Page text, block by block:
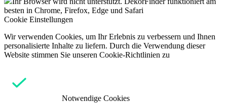
besten in Chrome, Firefox, Edge und Safari
Cookie Einstellungen
Wir verwenden Cookies, um Ihr Erlebnis zu verbessern und Ihnen
personalisierte Inhalte zu liefern. Durch die Verwendung dieser
Website stimmen Sie unseren Cookie-Richtlinien zu
Notwendige Cookies